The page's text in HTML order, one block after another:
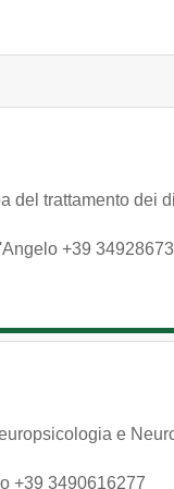
del trattamento dei
+39
e
+39 3490616277